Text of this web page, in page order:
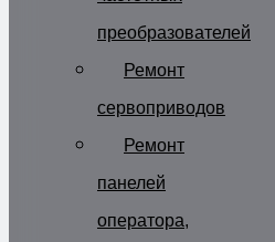
преобразователей
Ремонт
сервоприводов
Ремонт
панелей
оператора,